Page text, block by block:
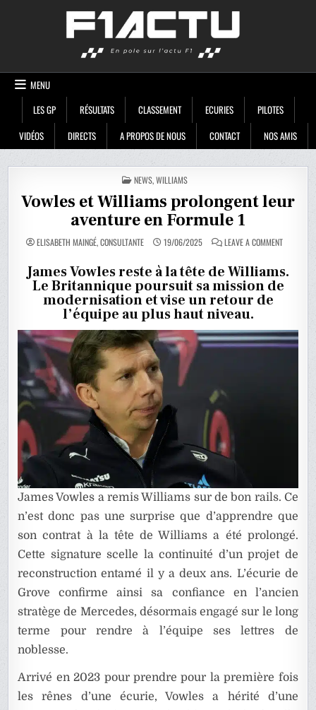
MENU
LES GP
RÉSULTATS CLASSEMENT ECURIES
PILOTES
VIDÉOS
DIRECTS A PROPOS DE NOUS CONTACT NOS AMIS
POSTED
IN
NEWS,WILLIAMS
Vowles et Williams prolongent leur
aventure en Formule 1
ELISABETH MAINGÉ, CONSULTANTE 19/06/2025 LEAVE A COMMENTON
WILLIAMS
LEUR
AVENTURE
James Vowles reste à la tête de Williams.
Le Britannique poursuit sa mission de
modernisation et vise un retour de
l’équipe au plus haut niveau.
James Vowles a remis Williams sur de bon rails. Ce
n’est donc pas une surprise que d’apprendre que
son contrat à la tête de Williams a été prolongé.
Cette signature scelle la continuité d’un projet de
reconstruction entamé il y a deux ans. L’écurie de
Grove confirme ainsi sa confiance en l’ancien
stratège de Mercedes, désormais engagé sur le long
terme pour rendre à l’équipe ses lettres de
noblesse.
Arrivé en 2023 pour prendre pour la première fois
les rênes d’une écurie, Vowles a hérité d’une